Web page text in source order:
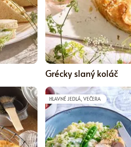
5
Grécky slaný koláč
HLAVNÉ JEDLÁ, VEČERA